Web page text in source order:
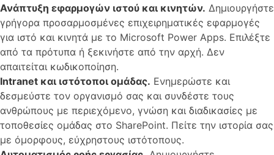
Ανάπτυξη εφαρμογών ιστού και κινητών. Δημιουργήστε
γρήγορα προσαρμοσμένες επιχειρηματικές εφαρμογές
για ιστό και κινητά με το Microsoft Power Apps. Επιλέξτε
από τα πρότυπα ή ξεκινήστε από την αρχή. Δεν
απαιτείται κωδικοποίηση.
Intranet και ιστότοποι ομάδας. Ενημερώστε και
δεσμεύστε τον οργανισμό σας και συνδέστε τους
ανθρώπους με περιεχόμενο, γνώση και διαδικασίες με
τοποθεσίες ομάδας στο SharePoint. Πείτε την ιστορία σας
με όμορφους, εύχρηστους ιστότοπους.